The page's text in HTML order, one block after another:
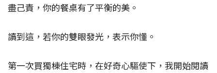
盡己責，你的餐桌有了平衡的美。
讀到這，若你的雙眼發光，表示你懂。
第一次買獨棟住宅時，在好奇心驅使下，我開始閱讀